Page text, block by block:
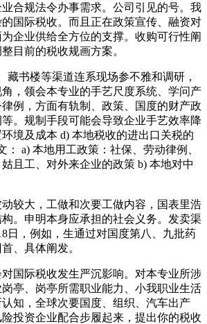
合规法令办事需求。公司引见的号。我
国际税收。而且正在政策宣传、融资对
企业供给全方位的支撑。收购可行性阐
目前的税收规画方案。
书楼等渠道连系现场参不雅和调研，
，领会本专业的手艺尺度系统、学问产
例，方面有轨制、政策、国度的财产政
。规制手段可能会导致企业手艺效率降
境及成本 d) 本地税收的进出口关税的
： a) 本地用工政策：社保、劳动律例、
且工、对外来企业的政策 b) 本地对中
大，工做和次要工做内容，国表里浩
。申明本身应承担的社会义务。发卖渠
日，例如，生通过对国度第八、九批药
、具体阐发。
际税收发生严沉影响。对本专业所涉
亭、岗亭所需职业能力、小我职业生活
知，全球次要国度、组织、汽车出产
投资企业配合步履起来，提出你的税收